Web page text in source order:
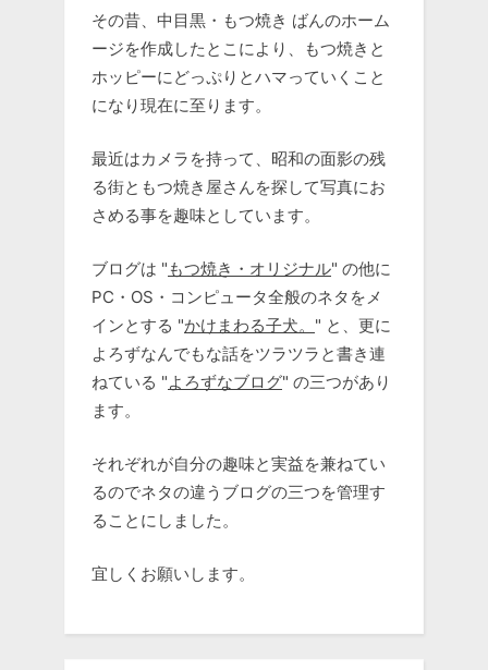
その昔、中目黒・もつ焼き ばんのホーム
ージを作成したとこにより、もつ焼きと
ホッピーにどっぷりとハマっていくこと
になり現在に至ります。
最近はカメラを持って、昭和の面影の残
る街ともつ焼き屋さんを探して写真にお
さめる事を趣味としています。
ブログは " もつ焼き・オリジナル" の他に
PC・OS・コンピュータ全般のネタをメ
インとする "かけまわる子犬。 " と、更に
よろずなんでもな話をツラツラと書き連
ねている "よろずなブログ" の三つがあり
ます。
それぞれが自分の趣味と実益を兼ねてい
るのでネタの違うブログの三つを管理す
ることにしました。
宜しくお願いします。